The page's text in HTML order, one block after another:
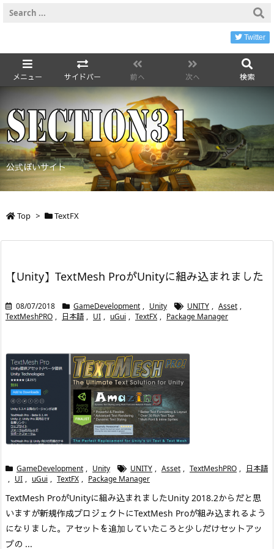
メニュー サイドバー 前へ 次へ 検索
Twitter
公式ぽいサイト
Top > TextFX
【Unity】TextMesh ProがUnityに組み込まれました
08/07/2018 GameDevelopment , Unity UNITY , Asset ,
TextMeshPRO , 日本語 , UI , uGui , TextFX , Package Manager
GameDevelopment , Unity UNITY , Asset , TextMeshPRO , 日本語
, UI , uGui , TextFX , Package Manager
TextMesh ProがUnityに組み込まれましたUnity 2018.2からだと思
いますが新規作成プロジェクトにTextMesh Proが組み込まれるよう
になりました。 アセットを追加していたころと少しだけセットアッ
プの ...